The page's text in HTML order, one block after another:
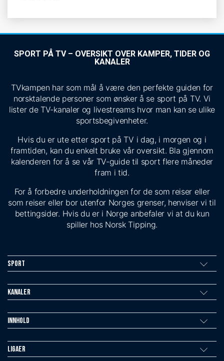
SPORT PÅ TV – OVERSIKT OVER KAMPER, TIDER OG
KANALER
TVkampen har som mål å være den perfekte guiden for
norsktalende personer som ønsker å se sport på TV. Vi
lister de TV-kanaler og livestreams hvor man kan se ulike
sportsbegivenheter.
Hvis du er ute etter sport på TV i dag, i morgen og i
framtiden, kan du enkelt bruke vår oversikt. Bla gjennom
kalenderen for å se vår TV-guide til sport flere måneder
fram i tid.
For å forbedre underholdningen for de som reiser eller
som reiser eller bor utenfor Norges grenser, henviser vi til
bettingsider. Hvis du er i Norge anbefaler vi at du kun
spiller hos Norsk Tipping.
Sport
Kanaler
Innhold
Ligaer